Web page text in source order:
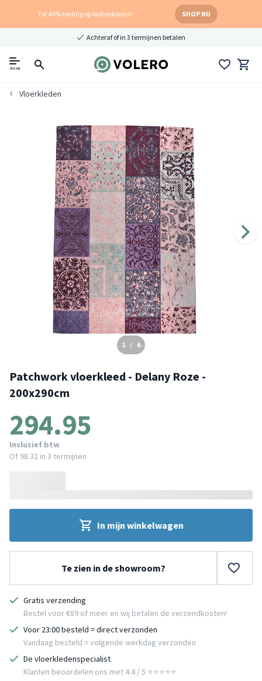
Tot 40% korting op buitenkleden SHOP NU
Achteraf of in 3 termijnen betalen
menu
Vloerkleden
1 / 6
Patchwork vloerkleed - Delany Roze -
200x290cm
294.95
Inclusief btw
Of 98.32 in 3 termijnen
In mijn winkelwagen
Te zien in de showroom?
Gratis verzending
Bestel voor €89 of meer en wij betalen de verzendkosten!
Voor 23:00 besteld = direct verzonden
Vandaag besteld = volgende werkdag verzonden
De vloerkledenspecialist
Klanten beoordelen ons met 4.4 / 5 ⭐⭐⭐⭐⭐